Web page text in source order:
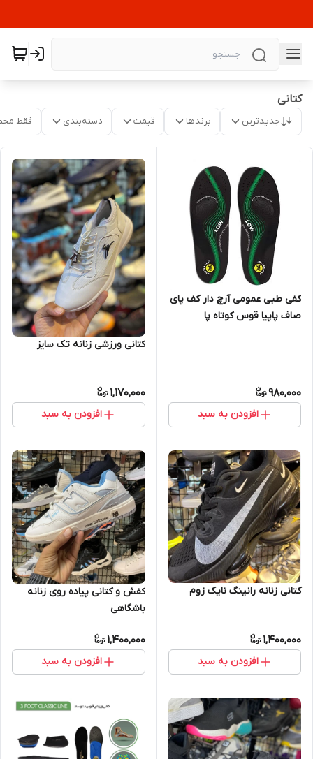
کتانی
جدیدترین برندها قیمت دسته‌بندی فقط
کفی طبی عمومی آرچ دار کف پای
صاف پاپیا قوس کوتاه پا
980,000
افزودن به سبد
کتانی ورزشی زنانه تک سایز
1,170,000
افزودن به سبد
کتانی زنانه رانینگ نایک زوم
1,400,000
افزودن به سبد
کفش و کتانی پیاده روی زنانه
باشگاهی
1,400,000
افزودن به سبد